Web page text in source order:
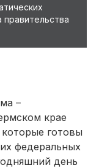
–
крае
готовы
федеральных
день